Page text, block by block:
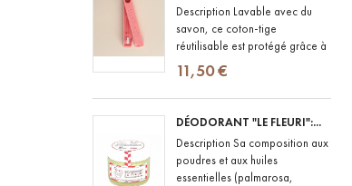
Description Lavable avec du
savon, ce coton-tige
réutilisable est protégé grâce à
un étui en PLA de maïs,
biodégradable
11,50 €
DÉODORANT "LE FLEURI":...
Description Sa composition aux
poudres et aux huiles
essentielles (palmarosa,